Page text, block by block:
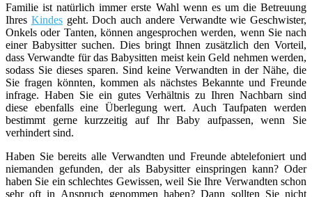
Familie ist natürlich immer erste Wahl wenn es um die Betreuung
Ihres Kindesgeht. Doch auch andere Verwandte wie Geschwister,
Onkels oder Tanten, können angesprochen werden, wenn Sie nach
einer Babysitter suchen. Dies bringt Ihnen zusätzlich den Vorteil,
dass Verwandte für das Babysitten meist kein Geld nehmen werden,
sodass Sie dieses sparen. Sind keine Verwandten in der Nähe, die
Sie fragen könnten, kommen als nächstes Bekannte und Freunde
infrage. Haben Sie ein gutes Verhältnis zu Ihren Nachbarn sind
diese ebenfalls eine Überlegung wert. Auch Taufpaten werden
bestimmt gerne kurzzeitig auf Ihr Baby aufpassen, wenn Sie
verhindert sind.
Haben Sie bereits alle Verwandten und Freunde abtelefoniert und
niemanden gefunden, der als Babysitter einspringen kann? Oder
haben Sie ein schlechtes Gewissen, weil Sie Ihre Verwandten schon
sehr oft in Anspruch genommen haben? Dann sollten Sie nicht